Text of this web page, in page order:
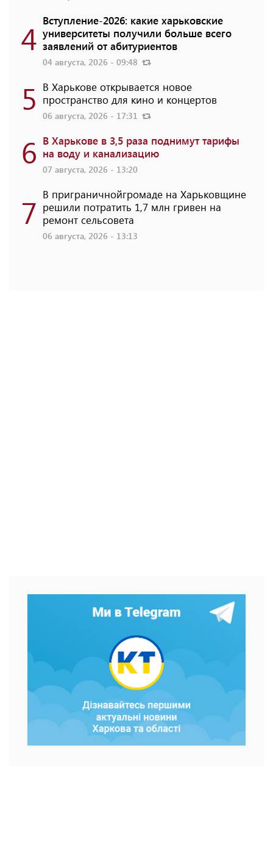
4 Вступление-2026: какие харьковские
университеты получили больше всего
заявлений от абитуриентов
04 августа, 2026 - 09:48
5 В Харькове открывается новое
пространство для кино и концертов
06 августа, 2026 - 17:31
6 В Харькове в 3,5 раза поднимут тарифы
на воду и канализацию
07 августа, 2026 - 13:20
7 В приграничнойгромаде на Харьковщине
решили потратить 1,7 млн ​​гривен на
ремонт сельсовета
06 августа, 2026 - 13:13